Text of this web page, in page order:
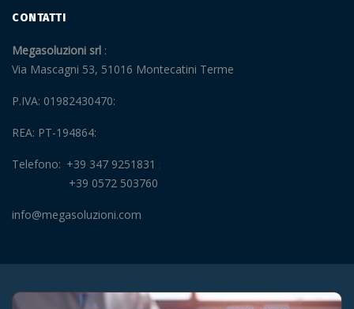
CONTATTI
Megasoluzioni srl
Via Mascagni 53, 51016 Montecatini Terme
P.IVA: 01982430470
REA: PT-194864
Telefono
+39 347 9251831
+39 0572 503760
info@megasoluzioni.com